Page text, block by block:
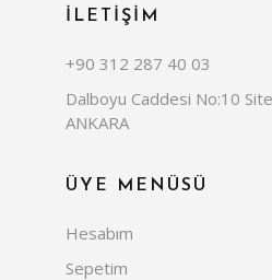
İLETİŞİM
+90 312 287 40 03
Dalboyu Caddesi No:10
ANKARA
ÜYE MENÜSÜ
Hesabım
Sepetim